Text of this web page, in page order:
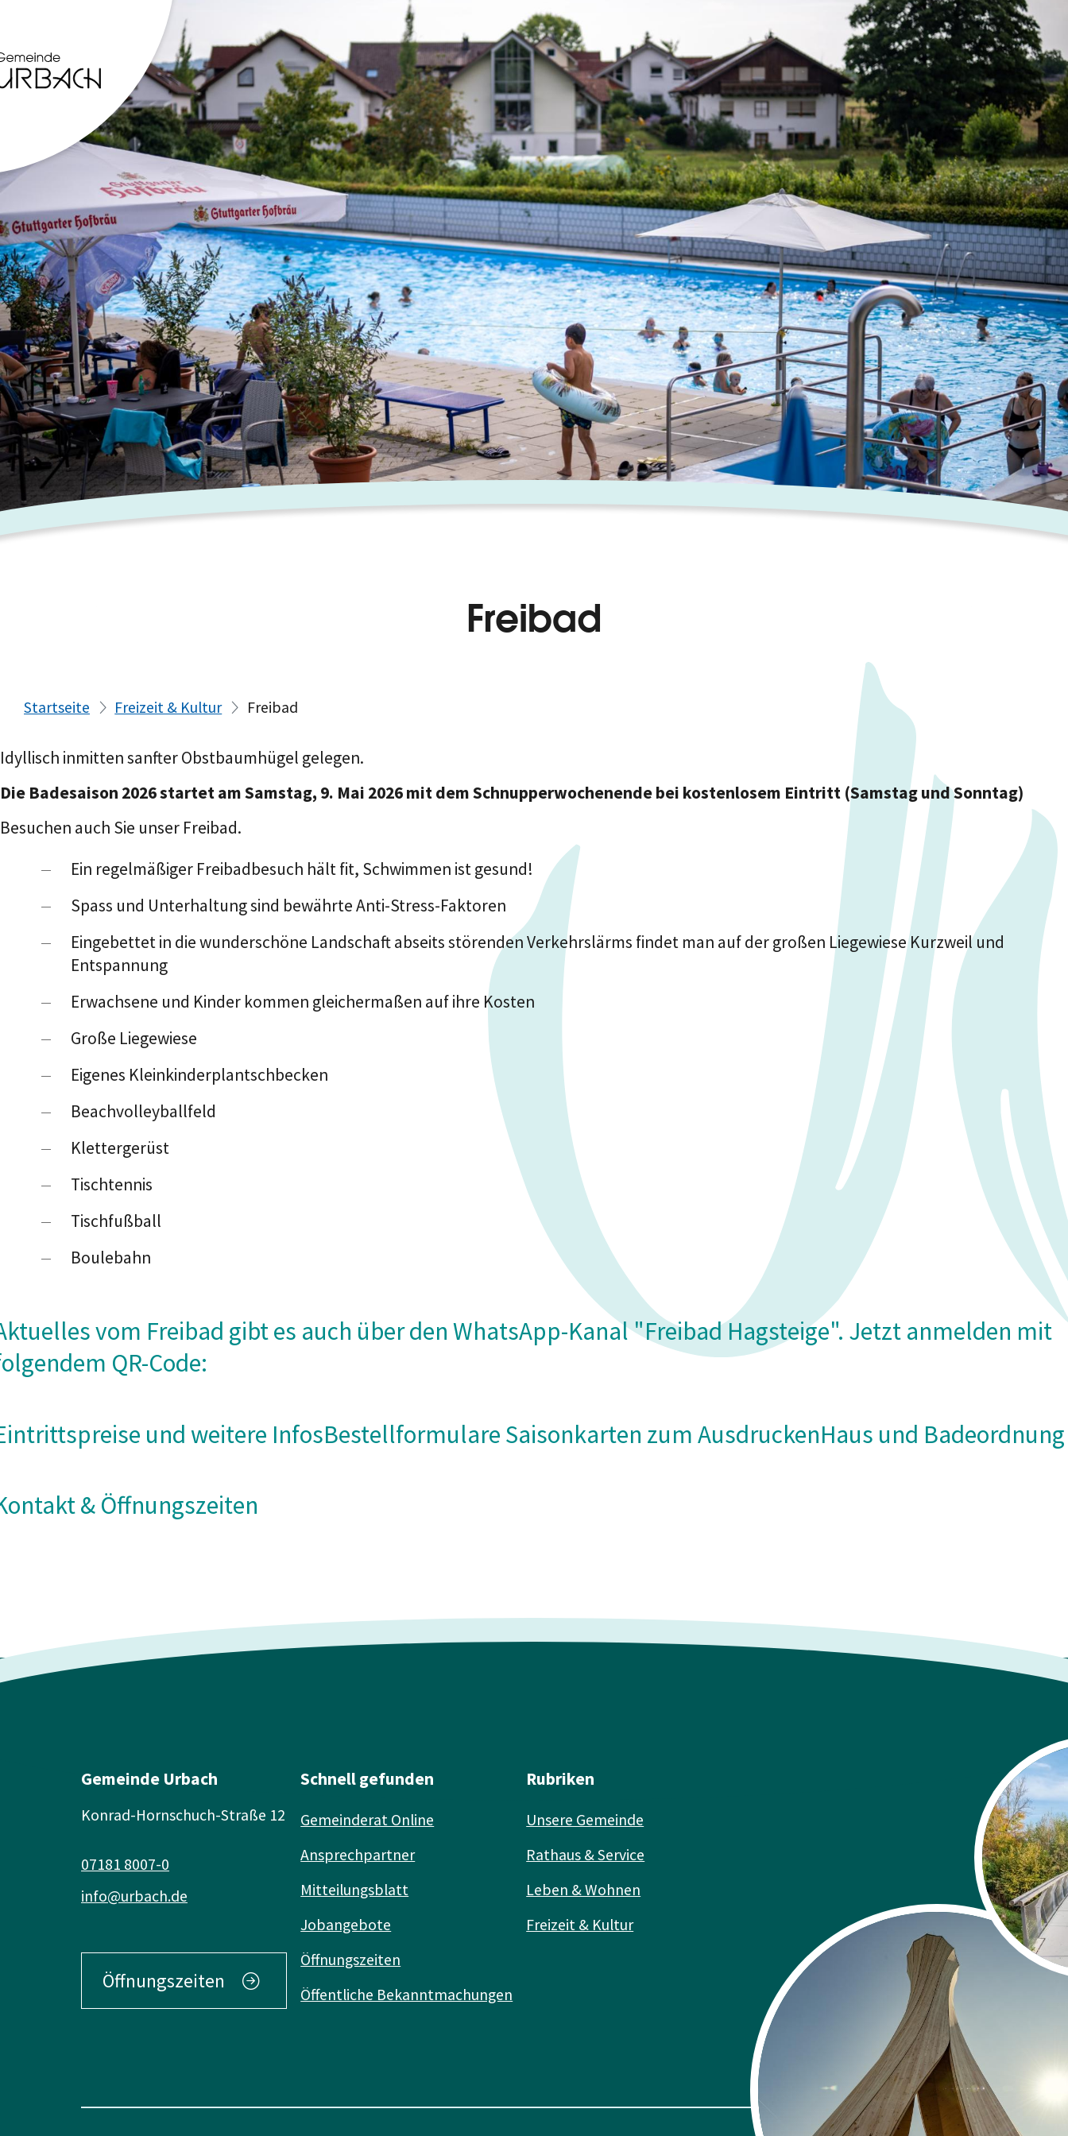
Freibad
Startseite Freizeit & Kultur Freibad
Idyllisch inmitten sanfter Obstbaumhügel gelegen.
Die Badesaison 2026 startet amSamstag, 9. Mai 2026 mit dem Schnupperwochenende bei kostenlosem Eintritt (Samstag und Sonntag)
Besuchen auch Sie unser Freibad.
Ein regelmäßiger Freibadbesuch hält fit, Schwimmen ist gesund!
Spass und Unterhaltung sind bewährte Anti-Stress-Faktoren
Eingebettet in die wunderschöne Landschaft abseits störenden Verkehrslärms findet man auf der großen Liegewiese Kurzweil und
Entspannung
Erwachsene und Kinder kommen gleichermaßen auf ihre Kosten
Große Liegewiese
Eigenes Kleinkinderplantschbecken
Beachvolleyballfeld
Klettergerüst
Tischtennis
Tischfußball
Boulebahn
vom Freibad gibt es auch über den WhatsApp-Kanal "Freibad Hagsteige". Jetzt anmelden mit
QR-Code:
und weitere InfosBestellformulare Saisonkarten zum AusdruckenHaus und Badeordnung
& Öffnungszeiten
Gemeinde Urbach
Konrad-Hornschuch-Straße 12
info@urbach.de
07181 8007-0
Öffnungszeiten
Schnell gefunden
Gemeinderat Online
Ansprechpartner
Mitteilungsblatt
Jobangebote
Öffnungszeiten
Öffentliche Bekanntmachungen
Rubriken
Unsere Gemeinde
Rathaus & Service
Leben & Wohnen
Freizeit & Kultur